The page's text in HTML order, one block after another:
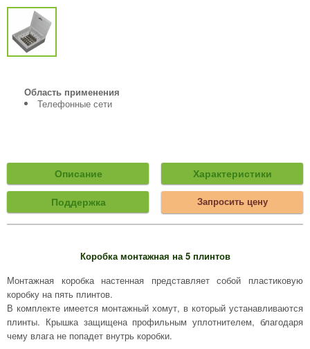
Область применения
Телефонные сети
Описание Характеристики
Поддержка Запросить цену
Коробка монтажная на 5 плинтов
Монтажная коробка настенная представляет собой пластиковую
коробку на пять плинтов.
В комплекте имеется монтажный хомут, в который устанавливаются
плинты. Крышка защищена профильным уплотнителем, благодаря
чему влага не попадет внутрь коробки.